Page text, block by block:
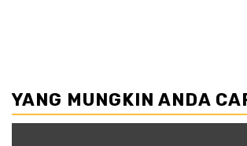
YANG MUNGKIN ANDA